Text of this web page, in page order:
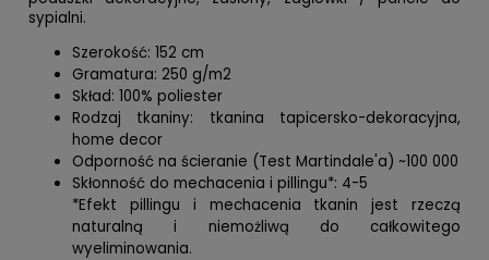
sypialni.
Szerokość: 152 cm
Gramatura: 250 g/m2
Skład: 100% poliester
Rodzaj tkaniny: tkanina tapicersko-dekoracyjna,
home decor
Odporność na ścieranie (Test Martindale'a) ~100 000
Skłonność do mechacenia i pillingu*: 4-5
*Efekt pillingu i mechacenia tkanin jest rzeczą
naturalną i niemożliwą do całkowitego
wyeliminowania.